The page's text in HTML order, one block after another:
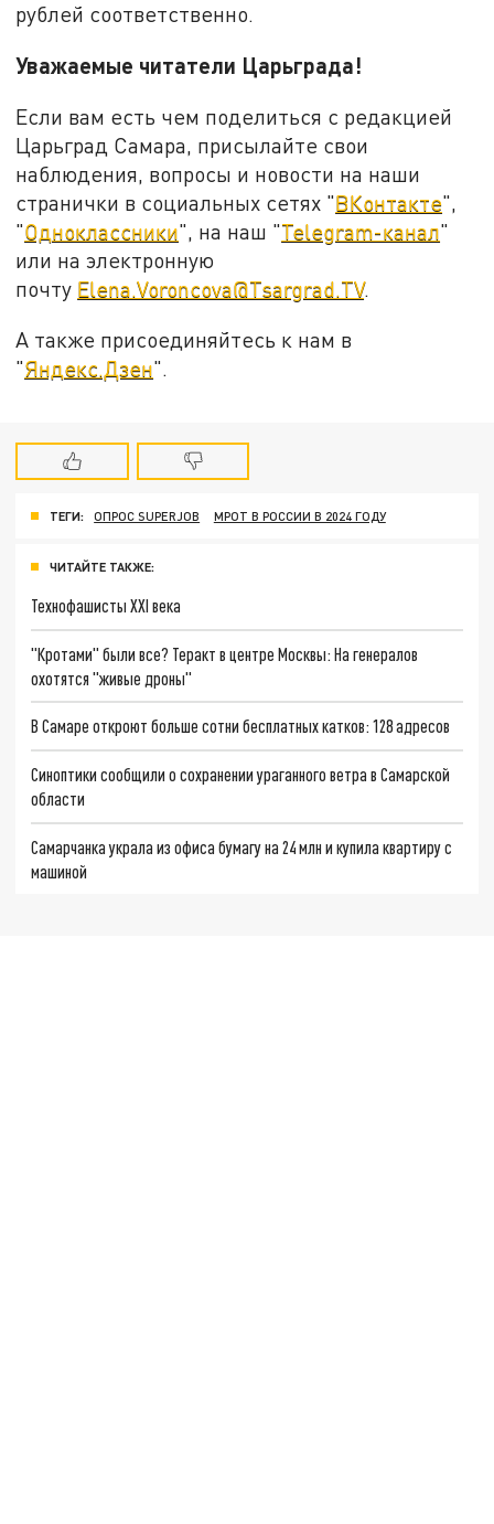
рублей соответственно.
Уважаемые читатели Царьграда!
Если вам есть чем поделиться с редакцией
Царьград Самара, присылайте свои
наблюдения, вопросы и новости на наши
странички в социальных сетях "ВКонтакте",
"Одноклассники", на наш "Telegram-канал"
или на электронную
почту Elena.Voroncova@Tsargrad.TV.
А также присоединяйтесь к нам в
"Яндекс.Дзен".
ТЕГИ: ОПРОС SUPERJOB МРОТ В РОССИИ В 2024 ГОДУ
ЧИТАЙТЕ ТАКЖЕ:
Технофашисты XXI века
"Кротами" были все? Теракт в центре Москвы: На генералов
охотятся "живые дроны"
В Самаре откроют больше сотни бесплатных катков: 128 адресов
Синоптики сообщили о сохранении ураганного ветра в Самарской
области
Самарчанка украла из офиса бумагу на 24 млн и купила квартиру с
машиной